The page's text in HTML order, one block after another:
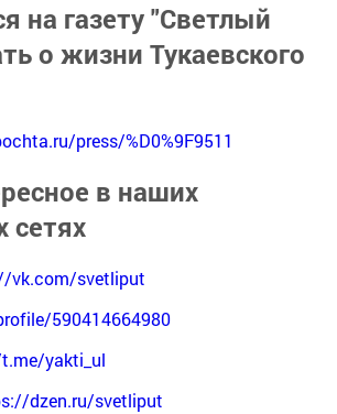
на газету "Светлый
о жизни Тукаевского
press/%D0%9F9511
в наших
сетях
vk.com/svetliput
590414664980
yakti_ul
dzen.ru/svetliput